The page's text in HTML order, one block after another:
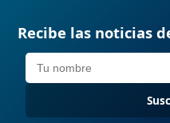
Recibe las noticias